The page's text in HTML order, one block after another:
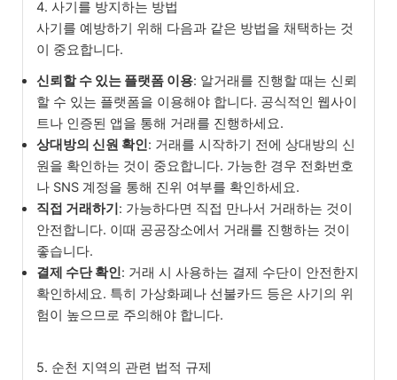
4. 사기를 방지하는 방법
사기를 예방하기 위해 다음과 같은 방법을 채택하는 것
이 중요합니다.
신뢰할 수 있는 플랫폼 이용: 알거래를 진행할 때는 신뢰
할 수 있는 플랫폼을 이용해야 합니다. 공식적인 웹사이
트나 인증된 앱을 통해 거래를 진행하세요.
상대방의 신원 확인: 거래를 시작하기 전에 상대방의 신
원을 확인하는 것이 중요합니다. 가능한 경우 전화번호
나 SNS 계정을 통해 진위 여부를 확인하세요.
직접 거래하기: 가능하다면 직접 만나서 거래하는 것이
안전합니다. 이때 공공장소에서 거래를 진행하는 것이
좋습니다.
결제 수단 확인: 거래 시 사용하는 결제 수단이 안전한지
확인하세요. 특히 가상화폐나 선불카드 등은 사기의 위
험이 높으므로 주의해야 합니다.
5. 순천 지역의 관련 법적 규제